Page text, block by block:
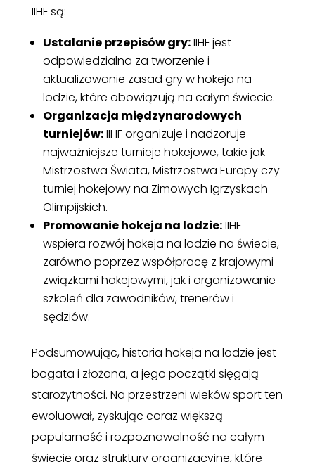
IIHF są:
Ustalanie przepisów gry:IIHF jest
odpowiedzialna za tworzenie i
aktualizowanie zasad gry w hokeja na
lodzie, które obowiązują na całym świecie.
Organizacja międzynarodowych
turniejów:IIHF organizuje i nadzoruje
najważniejsze turnieje hokejowe, takie jak
Mistrzostwa Świata, Mistrzostwa Europy czy
turniej hokejowy na Zimowych Igrzyskach
Olimpijskich.
Promowanie hokeja na lodzie:IIHF
wspiera rozwój hokeja na lodzie na świecie,
zarówno poprzez współpracę z krajowymi
związkami hokejowymi, jak i organizowanie
szkoleń dla zawodników, trenerów i
sędziów.
Podsumowując, historia hokeja na lodzie jest
bogata i złożona, a jego początki sięgają
starożytności. Na przestrzeni wieków sport ten
ewoluował, zyskując coraz większą
popularność i rozpoznawalność na całym
świecie oraz struktury organizacyjne, które